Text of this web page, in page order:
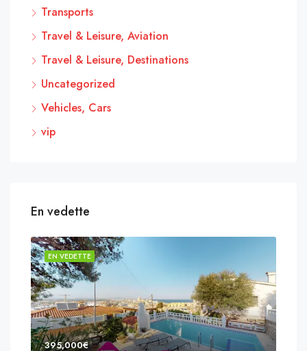
Transports
Travel & Leisure, Aviation
Travel & Leisure, Destinations
Uncategorized
Vehicles, Cars
vip
En vedette
EN VEDETTE
395,000€